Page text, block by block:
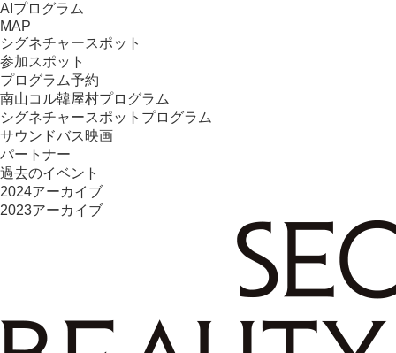
AIプログラム
MAP
シグネチャースポット
参加スポット
プログラム予約
南山コル韓屋村プログラム
シグネチャースポットプログラム
サウンドバス映画
パートナー
過去のイベント
2024アーカイブ
2023アーカイブ